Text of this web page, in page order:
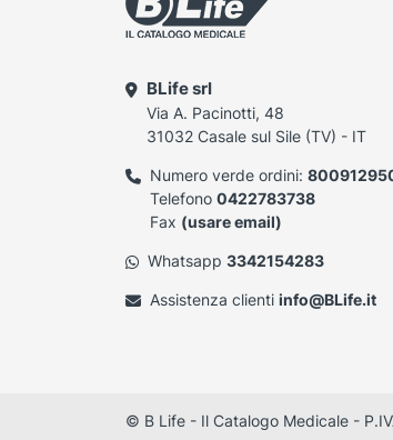
BLife srl
Via A. Pacinotti, 48
31032 Casale sul Sile (TV) - IT
Numero verde ordini:
Telefono 0422783738
Fax (usare email)
Whatsapp 3342154283
Assistenza clienti info@BLife.it
© B Life - Il Catalogo Medicale -